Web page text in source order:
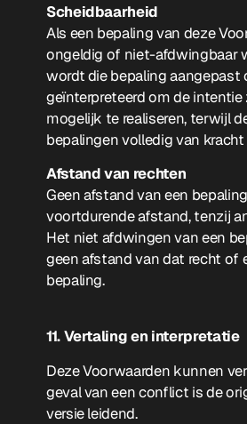
Scheidbaarheid
Als een bepaling van deze
ongeldig of niet-afdwingbaar
wordt die bepaling aangepast
geïnterpreteerd om de intentie
mogelijk te realiseren, terwijl
bepalingen volledig van kracht
Afstand van rechten
Geen afstand van een
voortdurende afstand, tenzij
Het niet afdwingen van een
geen afstand van dat recht of
bepaling.
11. Vertaling en interpretatie
Deze Voorwaarden kunnen
geval van een conflict is de
versie leidend.